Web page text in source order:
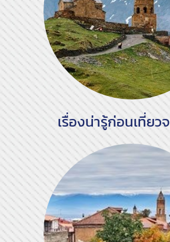
เรื่องน่ารู้ก่อนเที่ยว